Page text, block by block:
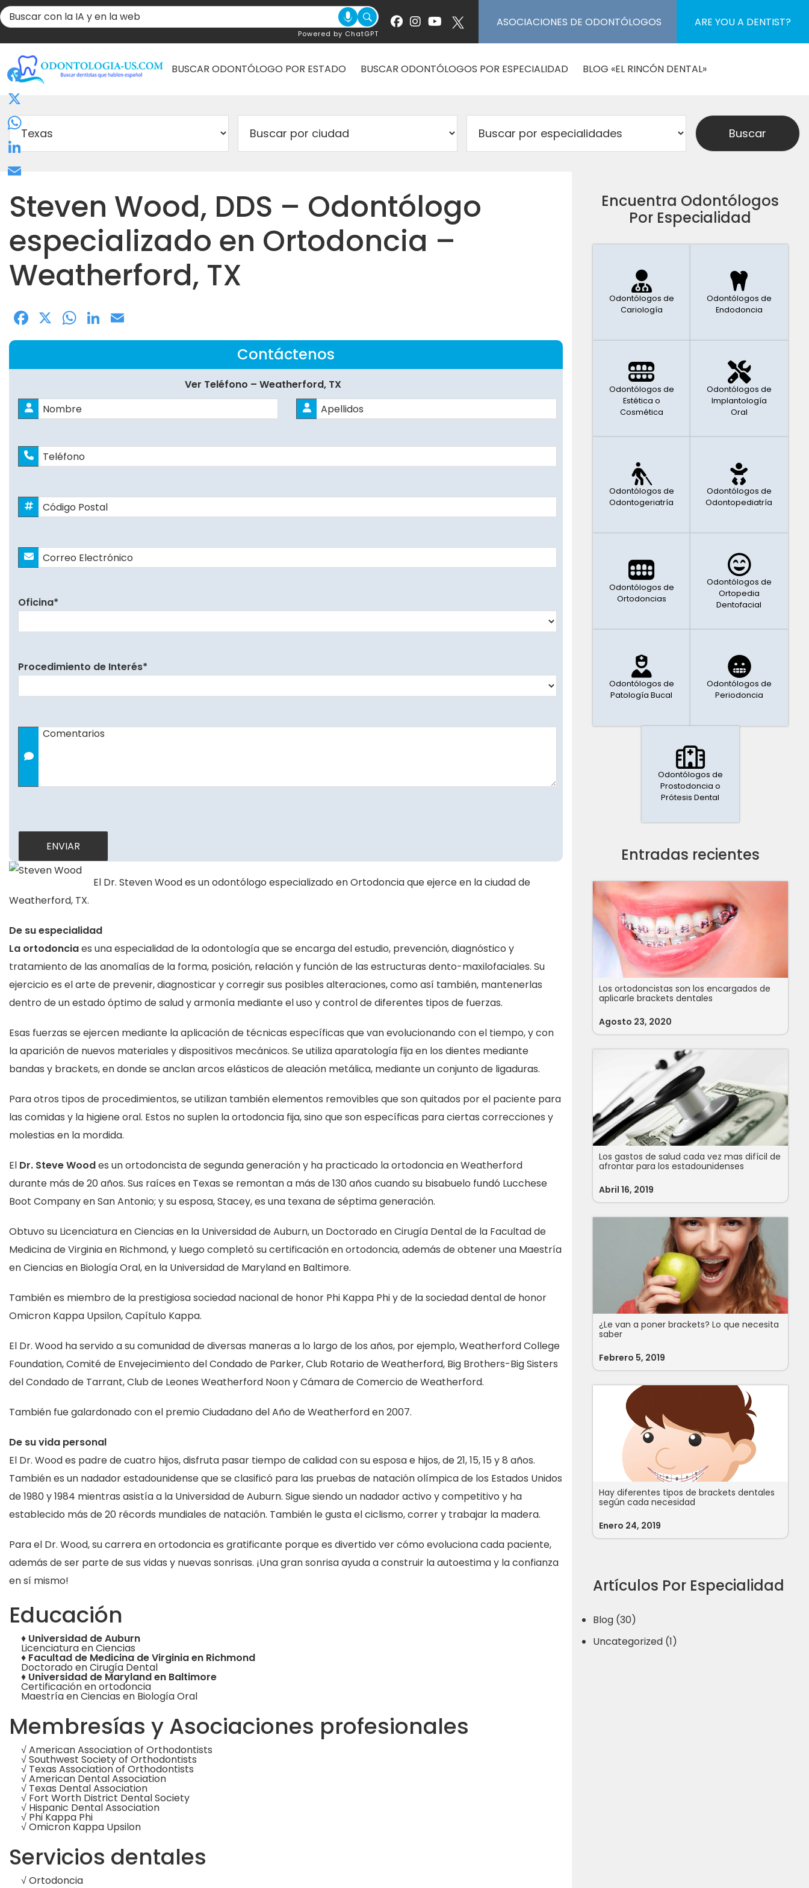
Powered by ChatGPT
ASOCIACIONES DE ODONTÓLOGOS ARE YOU A DENTIST?
BUSCAR ODONTÓLOGO POR ESTADO BUSCAR ODONTÓLOGOS POR ESPECIALIDAD BLOG «EL RINCÓN DENTAL»
Steven Wood, DDS – Odontólogo
especializado en Ortodoncia –
Weatherford, TX
Facebook
X WhatsApp
LinkedIn
Contáctenos
Ver Teléfono – Weatherford, TX
Nombre*
Teléfono
Código
Postal
*
Correo
Electrónico
*
Oficina*
Procedimiento de Interés*
Comentarios
El Dr. Steven Wood es un odontólogo especializado en Ortodoncia que ejerce en la ciudad de
Weatherford, TX.
De su especialidad
La ortodonciaes una especialidad de la odontología que se encarga del estudio, prevención, diagnóstico y
tratamiento de las anomalías de la forma, posición, relación y función de las estructuras dento-maxilofaciales. Su
ejercicio es el arte de prevenir, diagnosticar y corregir sus posibles alteraciones, como así también, mantenerlas
dentro de un estado óptimo de salud y armonía mediante el uso y control de diferentes tipos de fuerzas.
Esas fuerzas se ejercen mediante la aplicación de técnicas específicas que van evolucionando con el tiempo, y con
la aparición de nuevos materiales y dispositivos mecánicos. Se utiliza aparatología fija en los dientes mediante
bandas y brackets, en donde se anclan arcos elásticos de aleación metálica, mediante un conjunto de ligaduras.
Para otros tipos de procedimientos, se utilizan también elementos removibles que son quitados por el paciente para
las comidas y la higiene oral. Estos no suplen la ortodoncia fija, sino que son específicas para ciertas correcciones y
molestias en la mordida.
El Dr. Steve Woodes un ortodoncista de segunda generación y ha practicado la ortodoncia en Weatherford
durante más de 20 años. Sus raíces en Texas se remontan a más de 130 años cuando su bisabuelo fundó Lucchese
Boot Company en San Antonio; y su esposa, Stacey, es una texana de séptima generación.
Obtuvo su Licenciatura en Ciencias en la Universidad de Auburn, un Doctorado en Cirugía Dental de la Facultad de
Medicina de Virginia en Richmond, y luego completó su certificación en ortodoncia, además de obtener una Maestría
en Ciencias en Biología Oral, en la Universidad de Maryland en Baltimore.
También es miembro de la prestigiosa sociedad nacional de honor Phi Kappa Phi y de la sociedad dental de honor
Omicron Kappa Upsilon, Capítulo Kappa.
El Dr. Wood ha servido a su comunidad de diversas maneras a lo largo de los años, por ejemplo, Weatherford College
Foundation, Comité de Envejecimiento del Condado de Parker, Club Rotario de Weatherford, Big Brothers-Big Sisters
del Condado de Tarrant, Club de Leones Weatherford Noon y Cámara de Comercio de Weatherford.
También fue galardonado con el premio Ciudadano del Año de Weatherford en 2007.
De su vida personal
El Dr. Wood es padre de cuatro hijos, disfruta pasar tiempo de calidad con su esposa e hijos, de 21, 15, 15 y 8 años.
También es un nadador estadounidense que se clasificó para las pruebas de natación olímpica de los Estados Unidos
de 1980 y 1984 mientras asistía a la Universidad de Auburn. Sigue siendo un nadador activo y competitivo y ha
establecido más de 20 récords mundiales de natación. También le gusta el ciclismo, correr y trabajar la madera.
Para el Dr. Wood, su carrera en ortodoncia es gratificante porque es divertido ver cómo evoluciona cada paciente,
además de ser parte de sus vidas y nuevas sonrisas. ¡Una gran sonrisa ayuda a construir la autoestima y la confianza
en sí mismo!
Educación
♦ Universidad de Auburn
Licenciatura en Ciencias
♦ Facultad de Medicina de Virginia en Richmond
Doctorado en Cirugía Dental
♦ Universidad de Maryland en Baltimore
Certificación en ortodoncia
Maestría en Ciencias en Biología Oral
Membresías y Asociaciones profesionales
√ American Association of Orthodontists
√ Southwest Society of Orthodontists
√ Texas Association of Orthodontists
√ American Dental Association
√ Texas Dental Association
√ Fort Worth District Dental Society
√ Hispanic Dental Association
√ Phi Kappa Phi
√ Omicron Kappa Upsilon
Servicios dentales
√ Ortodoncia
Encuentra Odontólogos
Por Especialidad
Odontólogos de
Cariología
Odontólogos de
Endodoncia
Odontólogos de
Estética o
Cosmética
Odontólogos de
Implantología
Oral
Odontólogos de
Odontogeriatría
Odontólogos de
Odontopediatría
Odontólogos de
Ortodoncias
Odontólogos de
Ortopedia
Dentofacial
Odontólogos de
Patología Bucal
Odontólogos de
Periodoncia
Odontólogos de
Prostodoncia o
Prótesis Dental
Entradas recientes
Los ortodoncistas son los encargados de
aplicarle brackets dentales
Agosto 23, 2020
Los gastos de salud cada vez mas difícil de
afrontar para los estadounidenses
Abril 16, 2019
¿Le van a poner brackets? Lo que necesita
saber
Febrero 5, 2019
Hay diferentes tipos de brackets dentales
según cada necesidad
Enero 24, 2019
Artículos Por Especialidad
Blog (30)
Uncategorized (1)
Facebook
X
WhatsApp
LinkedIn